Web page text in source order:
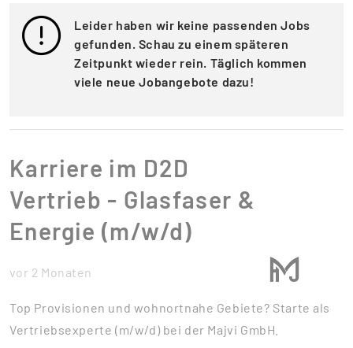
Leider haben wir keine passenden Jobs
gefunden. Schau zu einem späteren
Zeitpunkt wieder rein. Täglich kommen
viele neue Jobangebote dazu!
Karriere im D2D
Vertrieb - Glasfaser &
Energie (m/w/d)
vor 2 Monaten
Top Provisionen und wohnortnahe Gebiete? Starte als
Vertriebsexperte (m/w/d) bei der Majvi GmbH.